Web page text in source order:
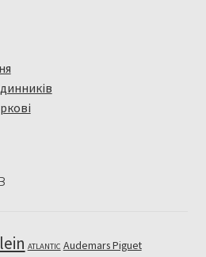
ATLANTIC Audemars Piguet